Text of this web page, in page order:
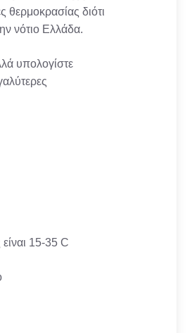
θερμοκρασίας διότι
νότιο Ελλάδα.
υπολογίστε
15-35 C